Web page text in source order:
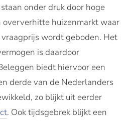
onder druk door hoge
oververhitte huizenmarkt waar
wordt geboden. Het
is daardoor
biedt hiervoor een
derde van de Nederlanders
zo blijkt uit eerder
. Ook tijdsgebrek blijkt een